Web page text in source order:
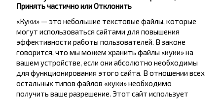
Петровский Вал
Центр Ремесел
Кафельный завод
Принять частично или Отклонить
«Куки» — это небольшие текстовые файлы, которые
могут использоваться сайтами для повышения
эффективности работы пользователей. В законе
говорится, что мы можем хранить файлы «куки» на
вашем устройстве, если они абсолютно необходимы
для функционирования этого сайта. В отношении всех
остальных типов файлов «куки» необходимо
получить ваше разрешение. Этот сайт использует